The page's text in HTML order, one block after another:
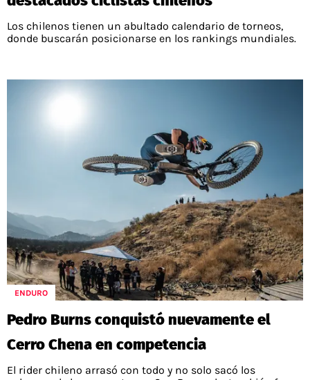
Los chilenos tienen un abultado calendario de torneos,
donde buscarán posicionarse en los rankings mundiales.
ENDURO
Pedro Burns conquistó nuevamente el
Cerro Chena en competencia
El rider chileno arrasó con todo y no solo sacó los